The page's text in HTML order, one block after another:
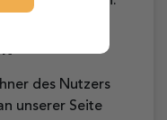
des Nutzers
unserer Seite